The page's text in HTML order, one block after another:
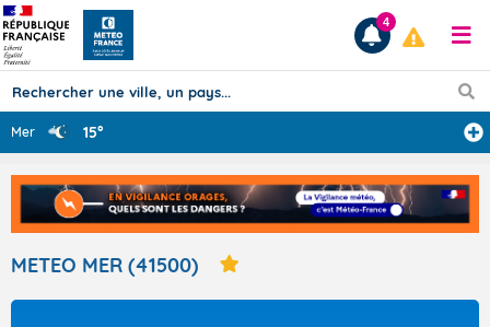
Prévisions
TOUS LES RÉSULTATS
Articles
4
Mer 15°
METEO MER (41500)